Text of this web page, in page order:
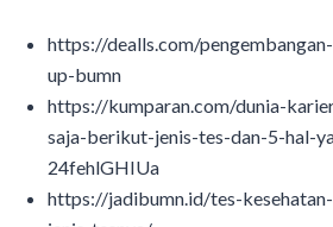
https://dealls.com/
up-bumn
https://kumparan.com/dunia-
saja-berikut-jenis-tes-dan-5-hal-
24fehlGHIUa
https://jadibumn.id/tes-